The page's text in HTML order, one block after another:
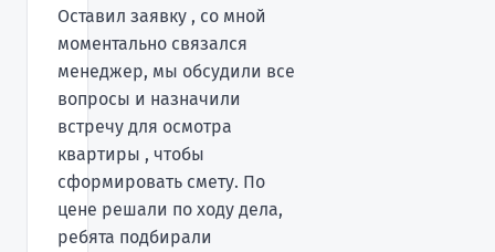
Оставил заявку , со мной
моментально связался
менеджер, мы обсудили все
вопросы и назначили
встречу для осмотра
квартиры , чтобы
сформировать смету. По
цене решали по ходу дела,
ребята подбирали